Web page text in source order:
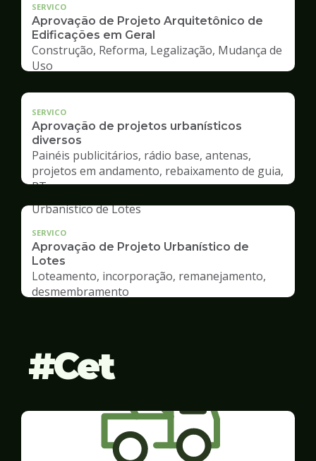
SERVICO
Aprovação de Projeto Arquitetônico de
Edificações em Geral
Construção, Reforma, Legalização, Mudança de
Uso
SERVICO
Aprovação de projetos urbanísticos
diversos
Painéis publicitários, rádio base, antenas,
projetos em andamento, rebaixamento de guia,
RT
SERVICO
Aprovação de Projeto Urbanístico de
Lotes
Loteamento, incorporação, remanejamento,
desmembramento
Cet